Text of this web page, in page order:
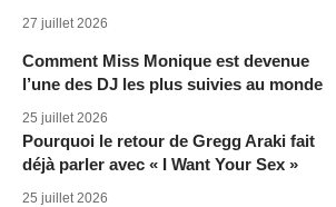
27 juillet 2026
Comment Miss Monique est devenue
l’une des DJ les plus suivies au monde
25 juillet 2026
Pourquoi le retour de Gregg Araki fait
déjà parler avec « I Want Your Sex »
25 juillet 2026